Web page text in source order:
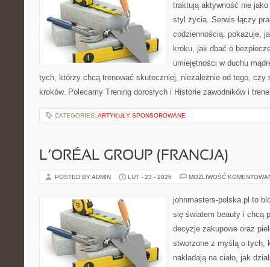
traktują aktywność nie
styl życia. Serwis łączy
codziennością: pokazuje,
kroku, jak dbać o
umiejętności w duchu
tych, którzy chcą trenować skuteczniej, niezależnie od tego, czy
kroków. Polecamy Trening dorosłych i Historie zawodników i
CATEGORIES: ARTYKUŁY SPONSOROWANE
L’ORÉAL GROUP (FRANCJA)
POSTED BY ADMIN LUT - 23 - 2026 MOŻLIWOŚĆ
johnmasters-polska.pl to
się światem beauty i chcą
decyzje zakupowe oraz
stworzone z myślą o tych,
nakładają na ciało, jak